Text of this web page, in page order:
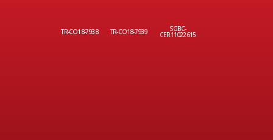
TR-CO18-7938 TR-CO18-7939 SGBC-
CER11022615